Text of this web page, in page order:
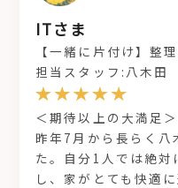
ITさま
【一緒に片付け】整
担当スタッフ:八木田
＜期待以上の大満足＞
昨年7月から長らく八
た。自分1人では絶対
し、家がとても快適